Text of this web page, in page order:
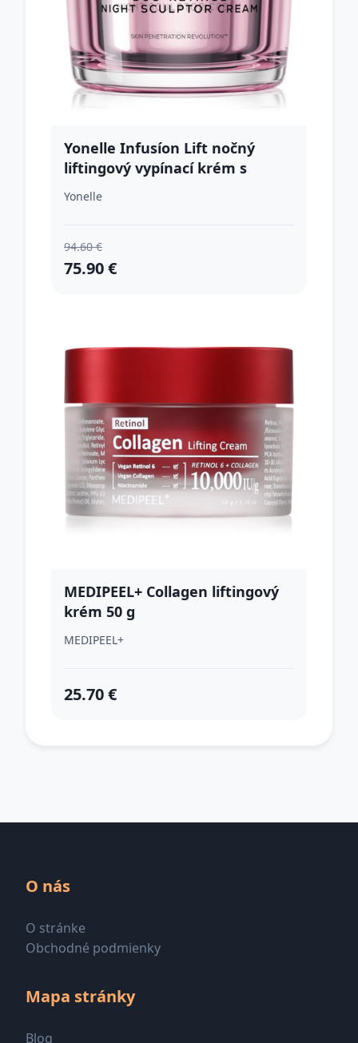
Yonelle Infusíon Lift nočný
liftingový vypínací krém s
retinolom 55 ml
Yonelle
94.60 €
75.90 €
MEDIPEEL+ Collagen liftingový
krém 50 g
MEDIPEEL+
25.70 €
O nás
O stránke
Obchodné podmienky
Mapa stránky
Blog